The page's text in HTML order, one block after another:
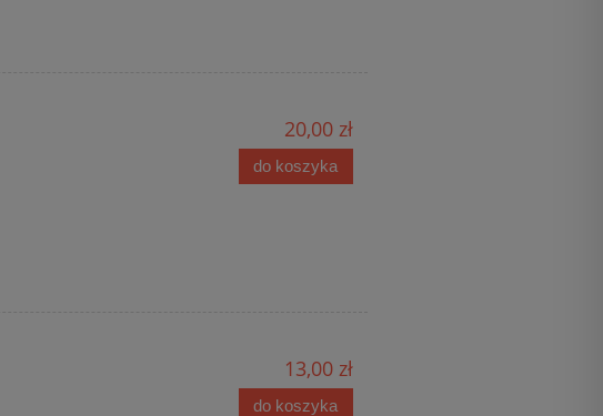
20,00 zł
do koszyka
13,00 zł
do koszyka